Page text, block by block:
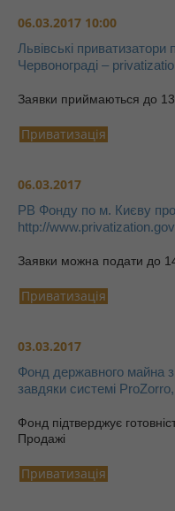
06.03.2017 10:00
Львівські
Червонограді –
Заявки приймаються до
Приватизація
06.03.2017
РВ Фонду по м. Києву
http://
Заявки можна подати до
Приватизація
03.03.2017
Фонд державного майна
завдяки системі
Фонд підтверджує
Продажі
Приватизація